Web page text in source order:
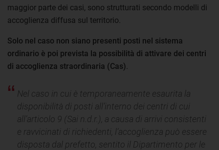
maggior parte dei casi, sono strutturati secondo modelli di
accoglienza diffusa sul territorio.
Solo nel caso non siano presenti posti nel sistema
ordinario è poi prevista la possibilità di attivare dei centri
di accoglienza straordinaria (Cas).
Nel caso in cui è temporaneamente esaurita la
disponibilità di posti all’interno dei centri di cui
all’articolo 9 (Sai n.d.r.), a causa di arrivi consistenti
e ravvicinati di richiedenti, l’accoglienza può essere
disposta dal prefetto, sentito il Dipartimento per le